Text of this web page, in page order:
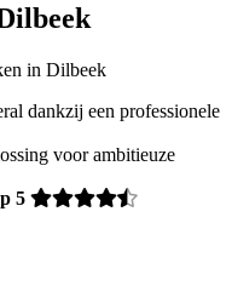
in Dilbeek
dankzij een professionele
voor ambitieuze
5